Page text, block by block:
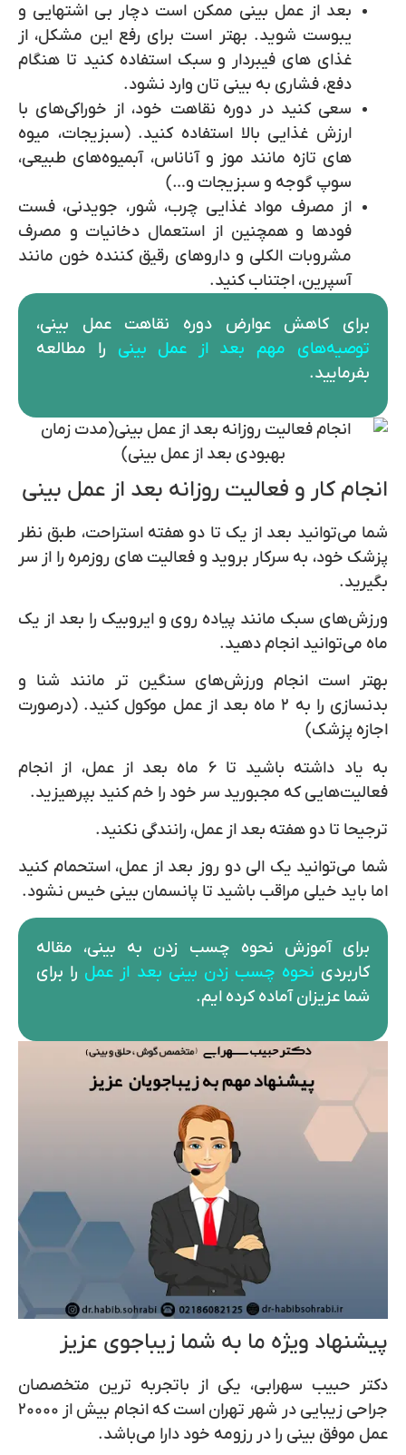
بعد از عمل بینی ممکن است دچار بی اشتهایی و
یبوست شوید. بهتر است برای رفع این مشکل، از
غذای های فیبردار و سبک استفاده کنید تا هنگام
دفع، فشاری به بینی تان وارد نشود.
سعی کنید در دوره نقاهت خود، از خوراکی‌های با
ارزش غذایی بالا استفاده کنید. (سبزیجات، میوه
های تازه مانند موز و آناناس، آبمیوه‌های طبیعی،
سوپ گوجه و سبزیجات و…)
از مصرف مواد غذایی چرب، شور، جویدنی، فست
فودها و همچنین از استعمال دخانیات و مصرف
مشروبات الکلی و داروهای رقیق کننده خون مانند
آسپرین، اجتناب کنید.
برای کاهش عوارض دوره نقاهت عمل بینی،
توصیه‌های مهم بعد از عمل بینی را مطالعه
بفرمایید.
انجام کار و فعالیت روزانه بعد از عمل بینی
شما می‌توانید بعد از یک تا دو هفته استراحت، طبق نظر
پزشک خود، به سرکار بروید و فعالیت های روزمره را از سر
بگیرید.
ورزش‌های سبک مانند پیاده روی و ایروبیک را بعد از یک
ماه می‌توانید انجام دهید.
بهتر است انجام ورزش‌های سنگین تر مانند شنا و
بدنسازی را به ۲ ماه بعد از عمل موکول کنید. (درصورت
اجازه پزشک)
به یاد داشته باشید تا ۶ ماه بعد از عمل، از انجام
فعالیت‌هایی که مجبورید سر خود را خم کنید بپرهیزید.
ترجیحا تا دو هفته بعد از عمل، رانندگی نکنید.
شما می‌توانید یک الی دو روز بعد از عمل، استحمام کنید
اما باید خیلی مراقب باشید تا پانسمان بینی خیس نشود.
برای آموزش نحوه چسب زدن به بینی، مقاله
کاربردی نحوه چسب زدن بینی بعد از عمل را برای
شما عزیزان آماده کرده ایم.
پیشنهاد ویژه ما به شما زیباجوی عزیز
دکتر حبیب سهرابی، یکی از باتجربه ترین متخصصان
جراحی زیبایی در شهر تهران است که انجام بیش از ۲۰۰۰۰
عمل موفق بینی را در رزومه خود دارا می‌باشد.